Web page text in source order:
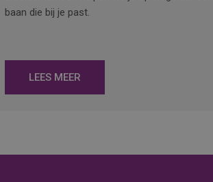
baan die bij je past.
LEES MEER